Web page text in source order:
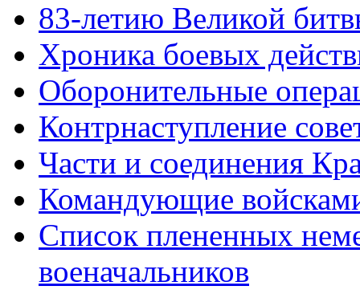
83-летию Великой
Хроника боевых
Оборонительные
Контрнаступление
Части и соединения
Командующие
Список плененных
военачальников